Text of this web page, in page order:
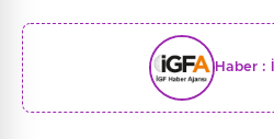
Haber :